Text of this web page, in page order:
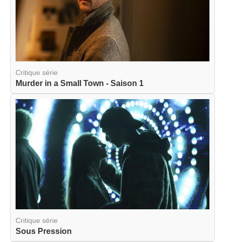
Critique série
Murder in a Small Town - Saison 1
Critique série
Sous Pression